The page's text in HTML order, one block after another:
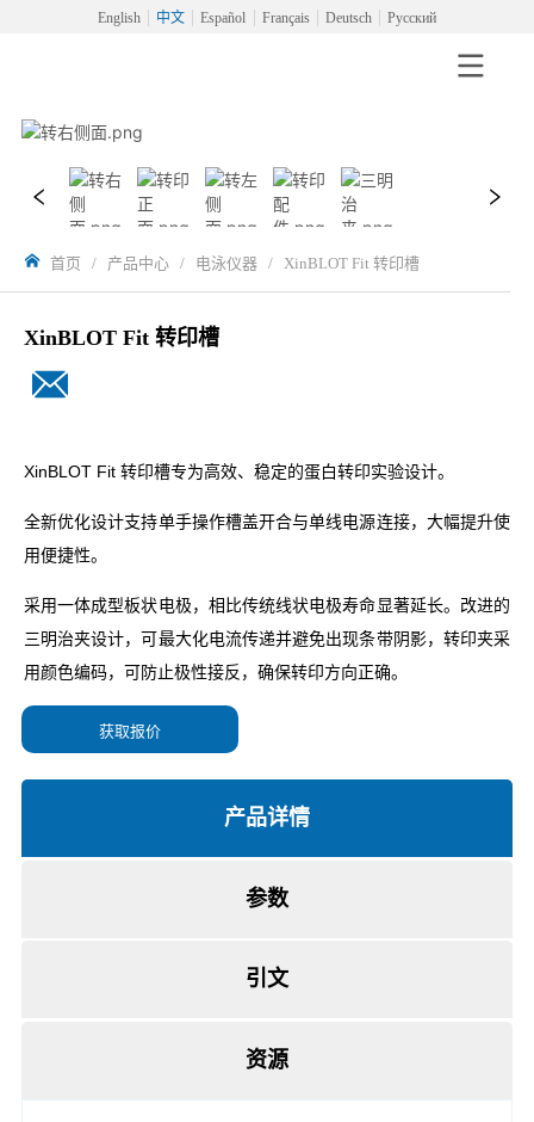
English 中文 Español Français Deutsch Русский
首页 / 产品中心 / 电泳仪器 / XinBLOT Fit 转印槽
XinBLOT Fit 转印槽
获取报价
产品详情
参数
引文
资源